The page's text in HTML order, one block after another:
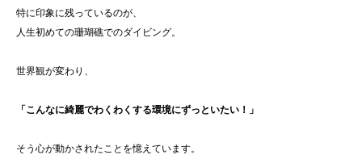
特に印象に残っているのが、
人生初めての珊瑚礁でのダイビング。
世界観が変わり、
「こんなに綺麗でわくわくする環境にずっといたい！」
そう心が動かされたことを憶えています。